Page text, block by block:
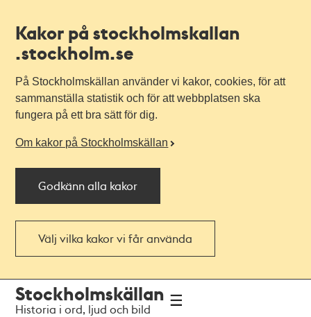
Kakor på stockholmskallan
.stockholm.se
På Stockholmskällan använder vi kakor, cookies, för att
sammanställa statistik och för att webbplatsen ska
fungera på ett bra sätt för dig.
Om kakor på Stockholmskällan
Godkänn alla kakor
Välj vilka kakor vi får använda
navigationen
huvudinnehållet
Stockholmskällan
Historia i ord, ljud och bild